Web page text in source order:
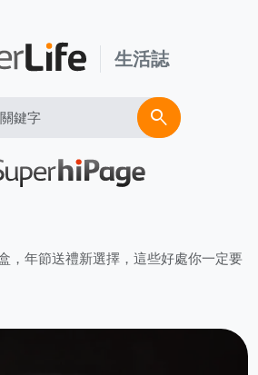
生活誌
search
，年節送禮新選擇，這些好處你一定要